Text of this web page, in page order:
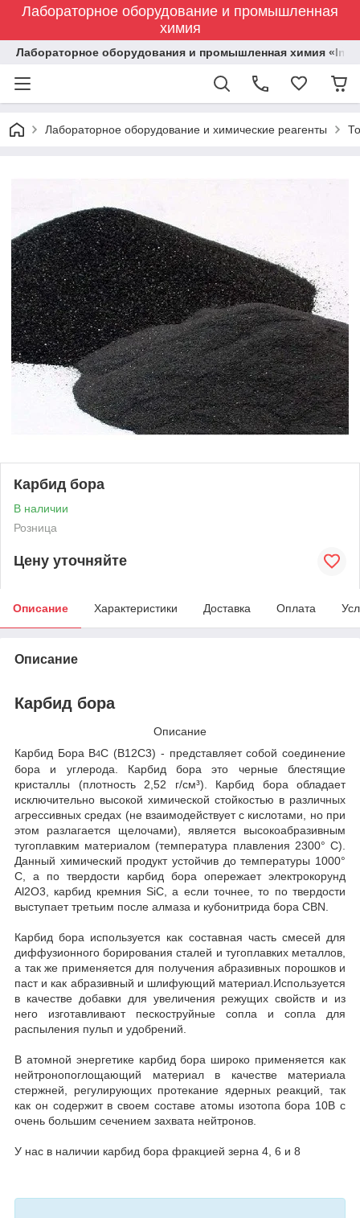
Лабораторное оборудование и промышленная
химия
Лабораторное оборудования и промышленная химия
Лабораторное оборудование и химические реагенты
Карбид бора
В наличии
Розница
Цену уточняйте
Описание Характеристики Доставка Оплата
Описание
Карбид бора
Описание
Карбид Бора B4C (B12C3) - представляет собой соединение
бора и углерода. Карбид бора это черные блестящие
кристаллы (плотность 2,52 г/см³). Карбид бора обладает
исключительно высокой химической стойкостью в различных
агрессивных средах (не взаимодействует с кислотами, но при
этом разлагается щелочами), является высокоабразивным
тугоплавким материалом (температура плавления 2300° С).
Данный химический продукт устойчив до температуры 1000°
С, а по твердости карбид бора опережает электрокорунд
Al2O3, карбид кремния SiC, а если точнее, то по твердости
выступает третьим после алмаза и кубонитрида бора CBN.
Карбид бора используется как составная часть смесей для
диффузионного борирования сталей и тугоплавких металлов,
а так же применяется для получения абразивных порошков и
паст и как абразивный и шлифующий материал.Используется
в качестве добавки для увеличения режущих свойств и из
него изготавливают пескоструйные сопла и сопла для
распыления пульп и удобрений.
В атомной энергетике карбид бора широко применяется как
нейтронопоглощающий материал в качестве материала
стержней, регулирующих протекание ядерных реакций, так
как он содержит в своем составе атомы изотопа бора 10В с
очень большим сечением захвата нейтронов.
У нас в наличии карбид бора фракцией зерна 4, 6 и 8